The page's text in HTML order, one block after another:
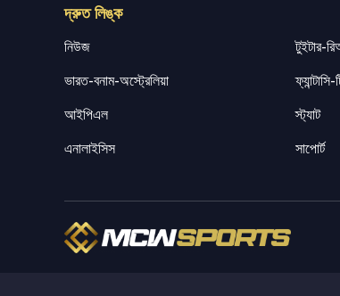
দ্রুত লিঙ্ক
নিউজ টুইটার-
ভারত-বনাম-অস্ট্রেলিয়া
ফ্যান্টাসি-
আইপিএল
স্ট্যাট
এনালাইসিস
সাপোর্ট